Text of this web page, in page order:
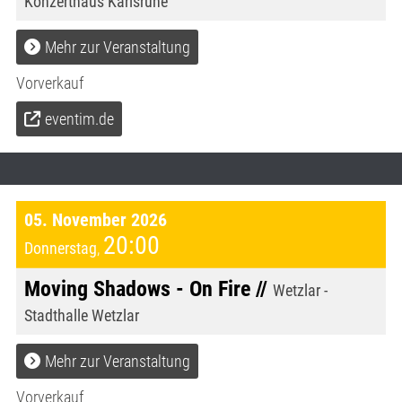
Mehr zur Veranstaltung
Vorverkauf
eventim.de
05. November 2026
Donnerstag, 20:00
Moving Shadows - On Fire // Wetzlar -
Stadthalle Wetzlar
Mehr zur Veranstaltung
Vorverkauf